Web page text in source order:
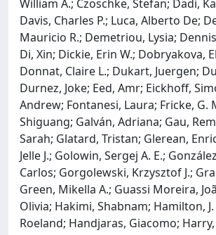
William A.; Czoschke, Stefan; Dadi,
Davis, Charles P.; Luca, Alberto De;
Mauricio R.; Demetriou, Lysia;
Di, Xin; Dickie, Erin W.; Dobryakova,
Donnat, Claire L.; Dukart, Juergen;
Durnez, Joke; Eed, Amr; Eickhoff,
Andrew; Fontanesi, Laura; Fricke, G.
Shiguang; Galván, Adriana; Gau,
Sarah; Glatard, Tristan; Glerean,
Jelle J.; Golowin, Sergej A. E.;
Carlos; Gorgolewski, Krzysztof J.;
Green, Mikella A.; Guassi Moreira,
Olivia; Hakimi, Shabnam; Hamilton,
Roeland; Handjaras, Giacomo;